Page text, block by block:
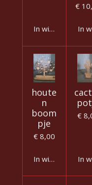
In winkelwagen
€
In
houte
n
boom
pje
€ 8,00
In winkelwagen
€
In